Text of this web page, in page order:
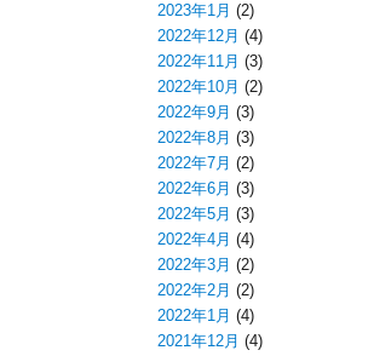
2023年1月 (2)
2022年12月 (4)
2022年11月 (3)
2022年10月 (2)
2022年9月 (3)
2022年8月 (3)
2022年7月 (2)
2022年6月 (3)
2022年5月 (3)
2022年4月 (4)
2022年3月 (2)
2022年2月 (2)
2022年1月 (4)
2021年12月 (4)